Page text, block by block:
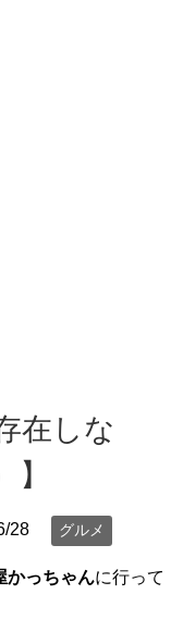
在しな
28 グルメ
かっちゃんに行って